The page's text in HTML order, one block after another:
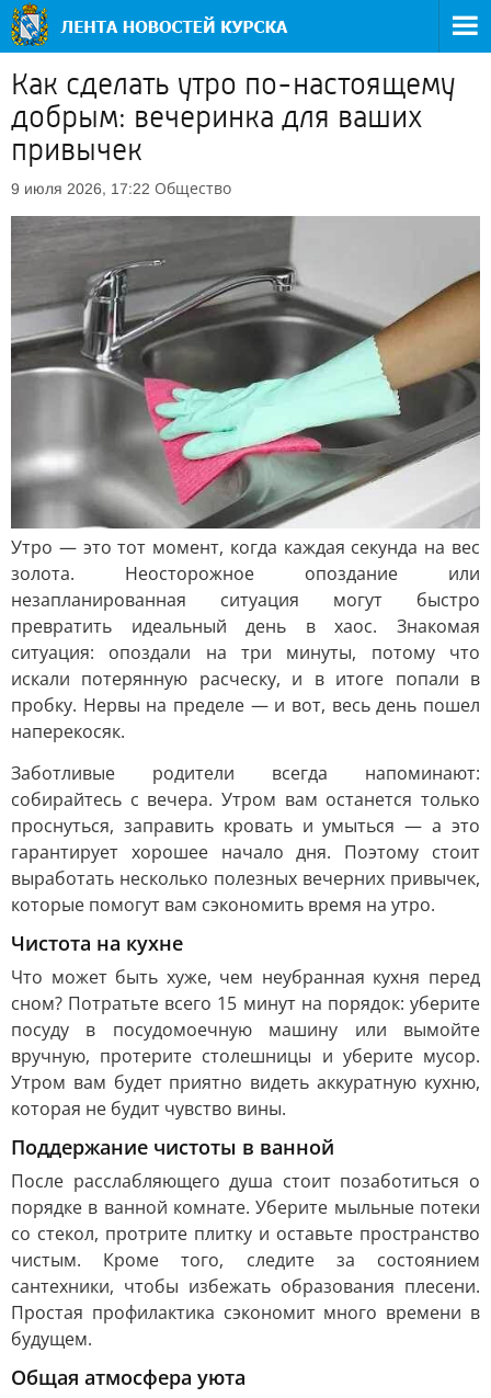
Как сделать утро по-настоящему
добрым: вечеринка для ваших
привычек
9 июля 2026, 17:22 Общество
Утро — это тот момент, когда каждая секунда на вес
золота. Неосторожное опоздание или
незапланированная ситуация могут быстро
превратить идеальный день в хаос. Знакомая
ситуация: опоздали на три минуты, потому что
искали потерянную расческу, и в итоге попали в
пробку. Нервы на пределе — и вот, весь день пошел
наперекосяк.
Заботливые родители всегда напоминают:
собирайтесь с вечера. Утром вам останется только
проснуться, заправить кровать и умыться — а это
гарантирует хорошее начало дня. Поэтому стоит
выработать несколько полезных вечерних привычек,
которые помогут вам сэкономить время на утро.
Чистота на кухне
Что может быть хуже, чем неубранная кухня перед
сном? Потратьте всего 15 минут на порядок: уберите
посуду в посудомоечную машину или вымойте
вручную, протерите столешницы и уберите мусор.
Утром вам будет приятно видеть аккуратную кухню,
которая не будит чувство вины.
Поддержание чистоты в ванной
После расслабляющего душа стоит позаботиться о
порядке в ванной комнате. Уберите мыльные потеки
со стекол, протрите плитку и оставьте пространство
чистым. Кроме того, следите за состоянием
сантехники, чтобы избежать образования плесени.
Простая профилактика сэкономит много времени в
будущем.
Общая атмосфера уюта